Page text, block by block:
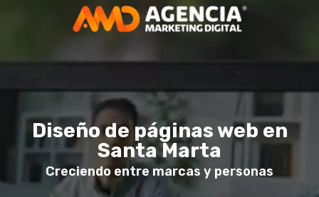
Diseño de páginas web en
Santa Marta
Creciendo entre marcas y personas